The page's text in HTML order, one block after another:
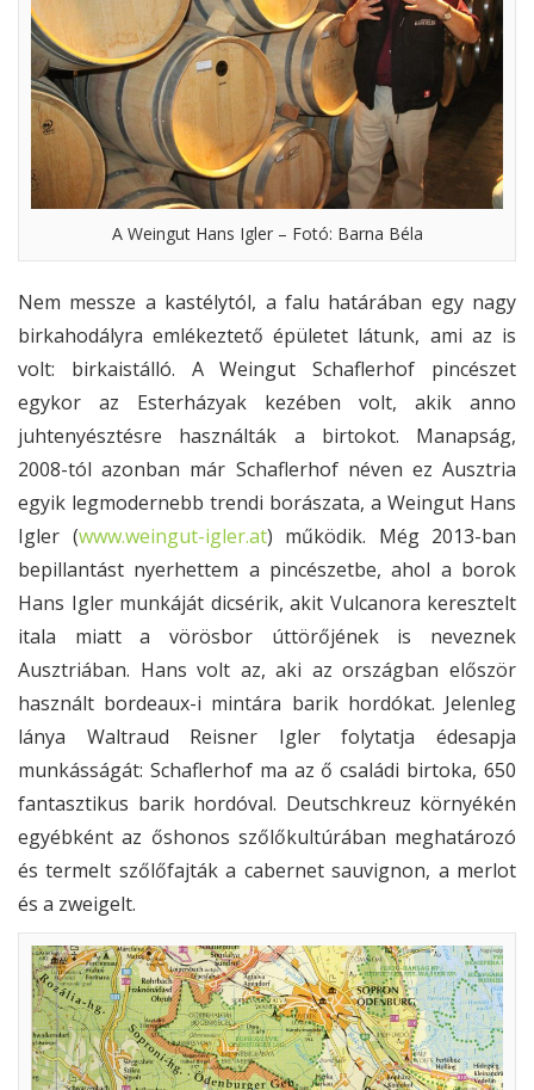
A Weingut Hans Igler – Fotó: Barna Béla
Nem messze a kastélytól, a falu határában egy nagy
birkahodályra emlékeztető épületet látunk, ami az is
volt: birkaistálló. A Weingut Schaflerhof pincészet
egykor az Esterházyak kezében volt, akik anno
juhtenyésztésre használták a birtokot. Manapság,
2008-tól azonban már Schaflerhof néven ez Ausztria
egyik legmodernebb trendi borászata, a Weingut Hans
Igler (www.weingut-igler.at) működik. Még 2013-ban
bepillantást nyerhettem a pincészetbe, ahol a borok
Hans Igler munkáját dicsérik, akit Vulcanora keresztelt
itala miatt a vörösbor úttörőjének is neveznek
Ausztriában. Hans volt az, aki az országban először
használt bordeaux-i mintára barik hordókat. Jelenleg
lánya Waltraud Reisner Igler folytatja édesapja
munkásságát: Schaflerhof ma az ő családi birtoka, 650
fantasztikus barik hordóval. Deutschkreuz környékén
egyébként az őshonos szőlőkultúrában meghatározó
és termelt szőlőfajták a cabernet sauvignon, a merlot
és a zweigelt.